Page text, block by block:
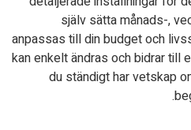
själv sätta månads-,
anpassas till din budget och
kan enkelt ändras och bidrar till
du ständigt har vetskap